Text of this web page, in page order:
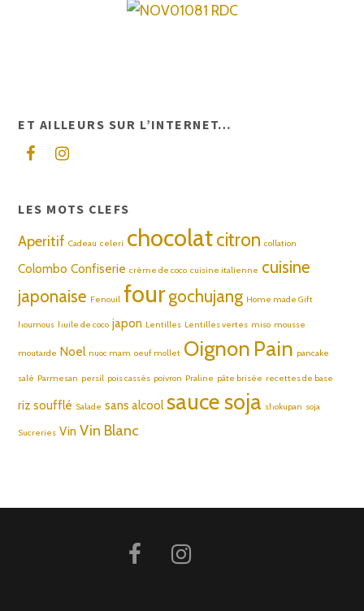
Salade lentilles vertes-
ET AILLEURS SUR L’INTERNET…
LES MOTS CLEFS
Aperitif Cadeau celeri chocolatcitron collation
Colombo Confiserie crème de coco cuisine italienne cuisine
japonaise Fenouil fourgochujang Home made Gift
houmous huile de coco japon Lentilles Lentilles vertes miso mousse
moutarde Noel nuoc mam oeuf mollet Oignon Pain pancake
salé Parmesan persil pois cassés poivron Praline pâte brisée recettes de base
riz soufflé Salade sans alcool sauce soja shokupan soja
Sucreries Vin Vin Blanc